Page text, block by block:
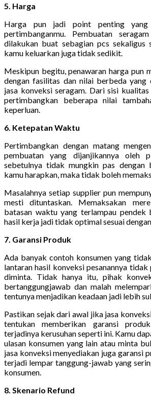
5. Harga
Harga pun jadi point penting
pertimbanganmu. Pembuatan
dilakukan buat sebagian pcs sekaligus
kamu keluarkan juga tidak sedikit.
Meskipun begitu, penawaran harga pun
dengan fasilitas dan nilai berbeda yang
jasa konveksi seragam. Dari sisi
pertimbangkan beberapa nilai
keperluan.
6. Ketepatan Waktu
Pertimbangkan dengan matang
pembuatan yang dijanjikannya oleh
sebetulnya tidak mungkin pas dengan
kamu harapkan, maka tidak boleh
Masalahnya setiap supplier pun
mesti dituntaskan. Memaksakan
batasan waktu yang terlampau pendek
hasil kerja jadi tidak optimal sesuai
7. Garansi Produk
Ada banyak contoh konsumen yang
lantaran hasil konveksi pesanannya tidak
diminta. Tidak hanya itu, pihak
bertanggungjawab dan malah
tentunya menjadikan keadaan jadi lebih
Pastikan sejak dari awal jika jasa
tentukan memberikan garansi
terjadinya kerusuhan seperti ini. Kamu
ulasan konsumen yang lain atau minta
jasa konveksi menyediakan juga garansi
terjadi lempar tanggung-jawab yang
konsumen.
8. Skenario Refund